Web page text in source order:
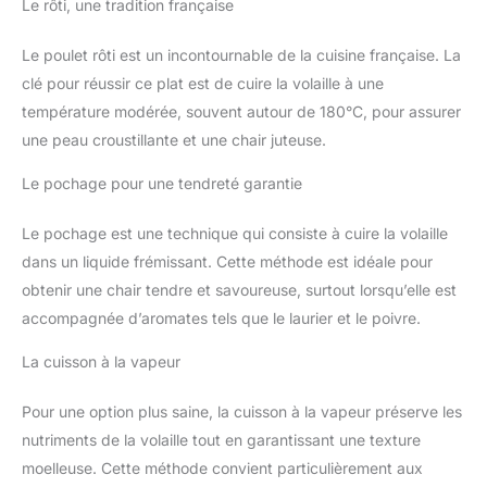
durable et hygiénique en cuisine. PINCEAU CUISINE
convient aussi bien aux préparations sucrées que salées.
Utilisable comme pinceau de cuisine ou pinceau pâtisserie, il
s’intègre parfaitement dans les ustensiles de cuisine et de
pâtisserie pour un usage quotidien.
Le rôti, une tradition française
Le poulet rôti est un incontournable de la cuisine française. La
clé pour réussir ce plat est de cuire la volaille à une
température modérée, souvent autour de 180°C, pour assurer
une peau croustillante et une chair juteuse.
Le pochage pour une tendreté garantie
Le pochage est une technique qui consiste à cuire la volaille
dans un liquide frémissant. Cette méthode est idéale pour
obtenir une chair tendre et savoureuse, surtout lorsqu’elle est
accompagnée d’aromates tels que le laurier et le poivre.
La cuisson à la vapeur
Pour une option plus saine, la cuisson à la vapeur préserve les
nutriments de la volaille tout en garantissant une texture
moelleuse. Cette méthode convient particulièrement aux